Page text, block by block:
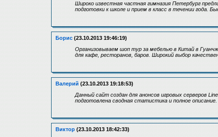
Широко известная частная гимназия Петербург
подготовки к школе и прием в класс в течении года.
Борис (23.10.2013 19:46:19)
Организовываем шоп тур за мебелью в Китай в
для кафе, ресторанов, баров. Широкий выбор
Валерий (23.10.2013 19:18:53)
Данный сайт создан для анонсов игровых серверов
подготовлена сводная статистика и полное описание.
Виктор (23.10.2013 18:42:33)